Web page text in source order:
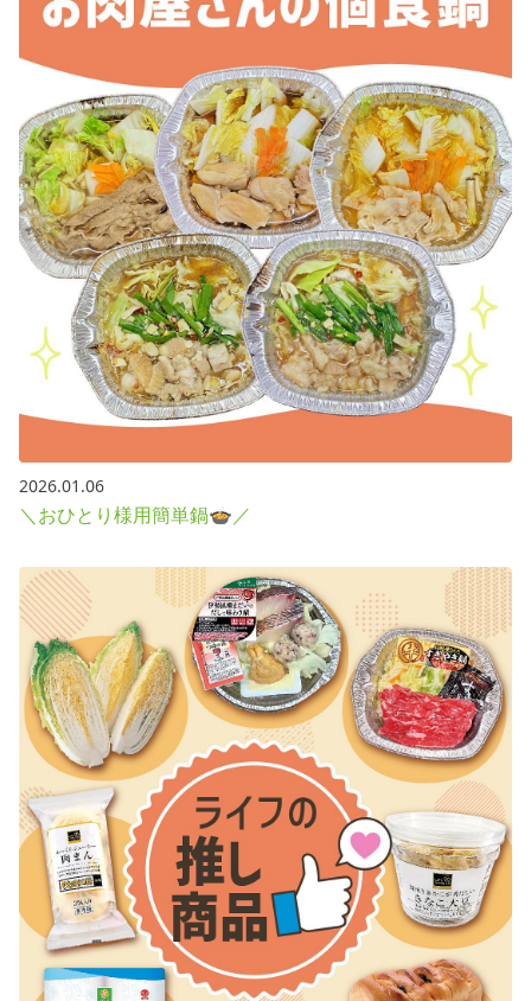
2026.01.06
＼おひとり様用簡単鍋🍲／